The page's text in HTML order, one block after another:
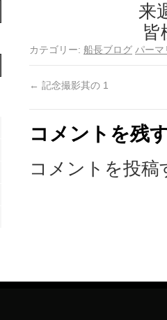
来
皆
カテゴリー: 船長ブログ パーマ
← 記念撮影其の 1
コメントを残
コメントを投稿